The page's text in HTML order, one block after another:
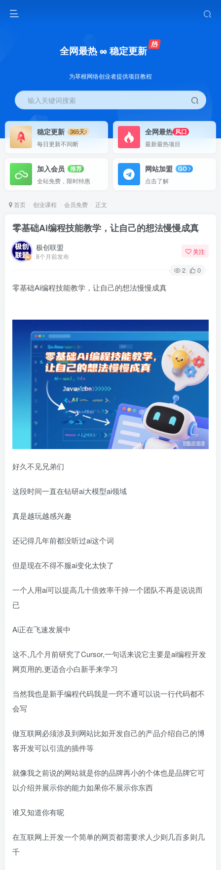
全网最热 ∞ 稳定更新
为草根网络创业者提供项目教程
输入关键词搜索
稳定更新
365天
每日更新不间断
全网最热 风口
最新最热项目
加入会员
推荐
全站免费，限时特惠
网站加盟
GO
点击了解
首页 创业课程 会员免费 正文
零基础Ai编程技能教学，让自己的想法慢慢成真
极创联盟
8个月前发布
关注
2 0
零基础Ai编程技能教学，让自己的想法慢慢成真
好久不见兄弟们
这段时间一直在钻研ai大模型ai领域
真是越玩越感兴趣
还记得几年前都没听过ai这个词
但是现在不得不服ai变化太快了
一个人用ai可以提高几十倍效率干掉一个团队不再是说说而
已
Ai正在飞速发展中
这不,几个月前研究了Cursor,一句话来说它主要是ai编程开发
网页用的,更适合小白新手来学习
当然我也是新手编程代码我是一窍不通可以说一行代码都不
会写
做互联网必须涉及到网站比如开发自己的产品介绍自己的博
客开发可以引流的插件等
就像我之前说的网站就是你的品牌再小的个体也是品牌它可
以介绍并展示你的能力如果你不展示你东西
谁又知道你有呢
在互联网上开发一个简单的网页都需要求人少则几百多则几
千